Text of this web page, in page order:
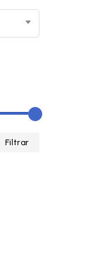
Filtrar